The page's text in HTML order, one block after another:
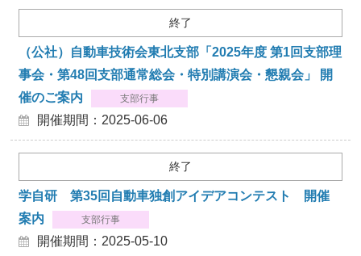
終了
（公社）自動車技術会東北支部「2025年度 第1回支部理
事会・第48回支部通常総会・特別講演会・懇親会」 開
催のご案内
支部行事
開催期間：2025-06-06
終了
学自研 第35回自動車独創アイデアコンテスト 開催
案内
支部行事
開催期間：2025-05-10